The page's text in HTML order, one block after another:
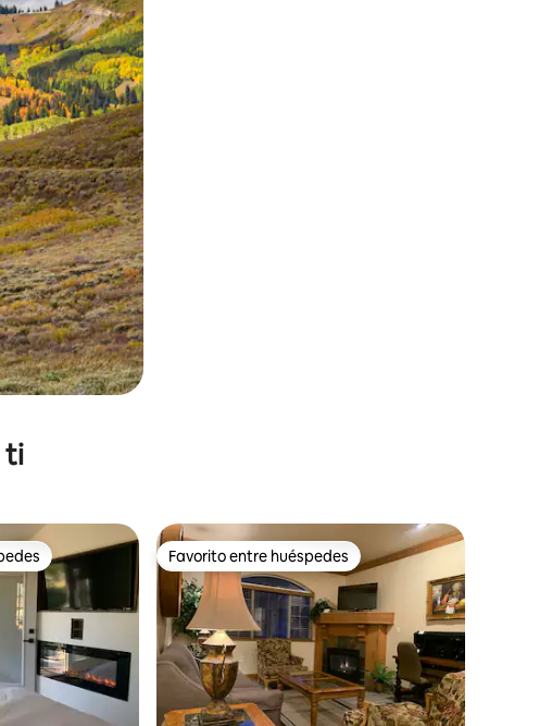
el tacto o desliza el dedo.
ti
preferido Favorito entre huéspedes
Favorito entre huéspedes